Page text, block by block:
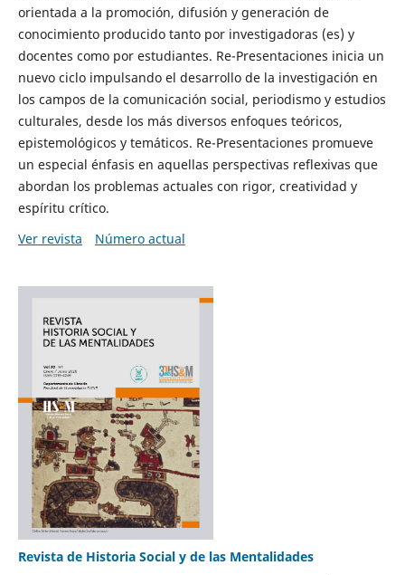
orientada a la promoción, difusión y generación de
conocimiento producido tanto por investigadoras (es) y
docentes como por estudiantes. Re-Presentaciones inicia un
nuevo ciclo impulsando el desarrollo de la investigación en
los campos de la comunicación social, periodismo y estudios
culturales, desde los más diversos enfoques teóricos,
epistemológicos y temáticos. Re-Presentaciones promueve
un especial énfasis en aquellas perspectivas reflexivas que
abordan los problemas actuales con rigor, creatividad y
espíritu crítico.
Ver revista
Número actual
Revista de Historia Social y de las Mentalidades